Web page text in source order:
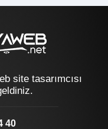
site tasarımcısı
40